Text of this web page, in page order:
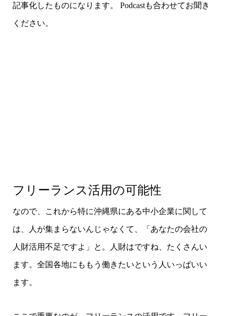
記事化したものになります。 Podcastも合わせてお聞き
ください。
フリーランス活用の可能性
なので、これから特に沖縄県にある中小企業に関して
は、人が集まらないんじゃなくて、「あなたの会社の
人財活用不足ですよ」と。人財はですね、たくさんい
ます。全国各地にももう働きたいという人いっぱいい
ます。